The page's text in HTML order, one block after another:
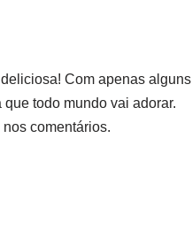
Com apenas alguns
todo mundo vai adorar.
comentários.